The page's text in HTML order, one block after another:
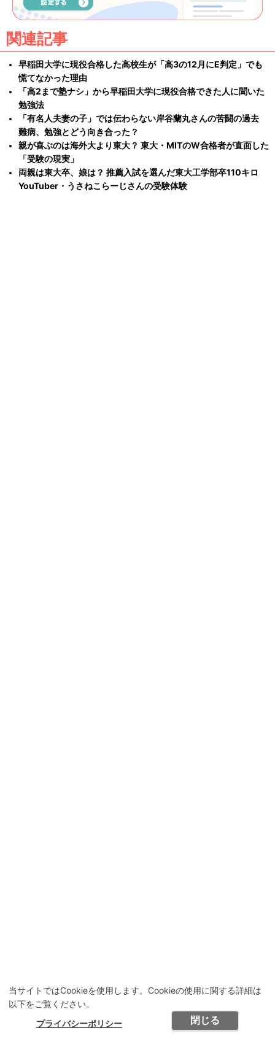
当サイトではCookieを使用します。Cookieの使用に関する詳細は
以下をご覧ください。
プライバシーポリシー
閉じる
関連記事
早稲田大学に現役合格した高校生が「高3の12月にE判定」でも
慌てなかった理由
「高2まで塾ナシ」から早稲田大学に現役合格できた人に聞いた
勉強法
「有名人夫妻の子」では伝わらない岸谷蘭丸さんの苦闘の過去
難病、勉強とどう向き合った？
親が喜ぶのは海外大より東大？ 東大・MITのW合格者が直面した
「受験の現実」
両親は東大卒、娘は？ 推薦入試を選んだ東大工学部卒110キロ
YouTuber・うさねこらーじさんの受験体験